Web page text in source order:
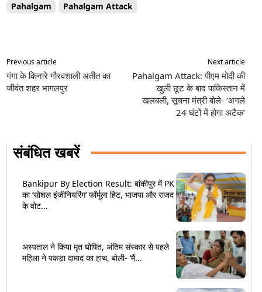
Pahalgam
Pahalgam Attack
Previous article
गंगा के किनारे गौरवशाली अतीत का
जीवंत शहर भागलपुर
Next article
Pahalgam Attack: पीएम मोदी की
खुली छूट के बाद पाकिस्तान में
खलबली, सूचना मंत्री बोले- ‘अगले
24 घंटों में होगा अटैक’
संबंधित खबरें
Bankipur By Election Result: बांकीपुर में PK
का ‘सोशल इंजीनियरिंग’ फॉर्मूला हिट, भाजपा और राजद
के वोट...
अस्पताल ने किया मृत घोषित, अंतिम संस्कार से पहले
महिला ने पकड़ा दामाद का हाथ, बोली- ‘मैं...